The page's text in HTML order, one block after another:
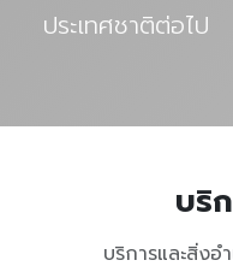
ประเทศชาติต่อไป
บริ
บริการและสิ่งอ